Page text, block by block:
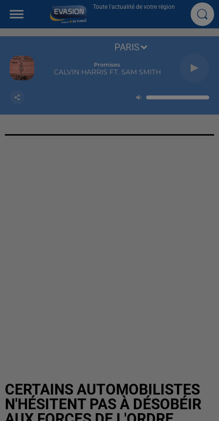
Toute l'actualité de votre région
Promises
CALVIN HARRIS FT. SAM SMITH
PARIS
CERTAINS AUTOMOBILISTES
N'HÉSITENT PAS À DÉSOBÉIR